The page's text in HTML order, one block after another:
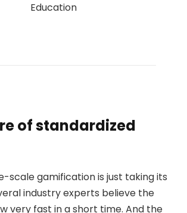
Education
of standardized
scale gamification is just taking its
industry experts believe the
very fast in a short time. And the